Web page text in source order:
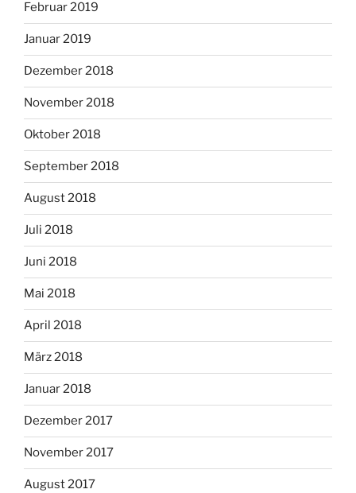
Februar 2019
Januar 2019
Dezember 2018
November 2018
Oktober 2018
September 2018
August 2018
Juli 2018
Juni 2018
Mai 2018
April 2018
März 2018
Januar 2018
Dezember 2017
November 2017
August 2017